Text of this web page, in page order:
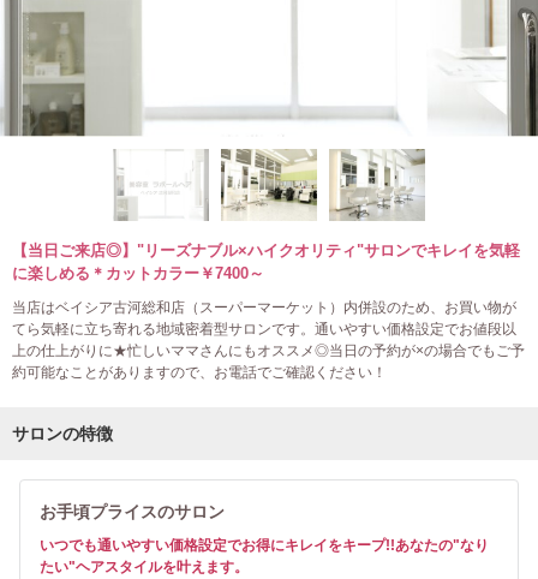
【当日ご来店◎】"リーズナブル×ハイクオリティ"サロンでキレイを気軽
に楽しめる＊カットカラー￥7400～
当店はベイシア古河総和店（スーパーマーケット）内併設のため、お買い物が
てら気軽に立ち寄れる地域密着型サロンです。通いやすい価格設定でお値段以
上の仕上がりに★忙しいママさんにもオススメ◎当日の予約が×の場合でもご予
約可能なことがありますので、お電話でご確認ください！
サロンの特徴
お手頃プライスのサロン
いつでも通いやすい価格設定でお得にキレイをキープ!!あなたの"なり
たい"ヘアスタイルを叶えます。